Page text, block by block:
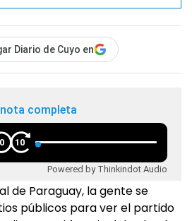
Diario de Cuyo en
completa
10
Powered by Thinkindot Audio
de Paraguay, la gente se
públicos para ver el partido